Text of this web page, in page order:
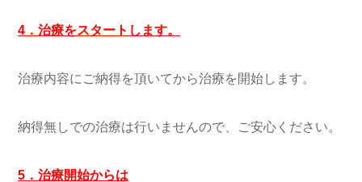
4．治療をスタートします。
治療内容にご納得を頂いてから治療を開始します。
納得無しでの治療は行いませんので、ご安心ください。
5．治療開始からは